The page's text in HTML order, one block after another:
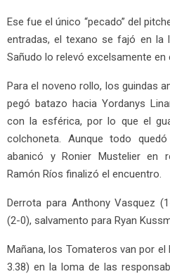
Ese fue el único “pecado” del
entradas, el texano se fajó en la
Sañudo lo relevó excelsamente en
Para el noveno rollo, los guindas
pegó batazo hacia Yordanys
con la esférica, por lo que el
colchoneta. Aunque todo
abanicó y Ronier Mustelier en
Ramón Ríos finalizó el encuentro.
Derrota para Anthony Vasquez
(2-0), salvamento para Ryan
Mañana, los Tomateros van por
3.38) en la loma de las